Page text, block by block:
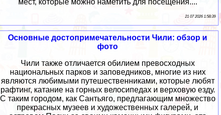
21 07 2026 1:58:39
Основные достопримечательности Чили: обзор и
фото
Чили также отличается обилием превосходных
национальных парков и заповедников, многие из них
являются любимыми путешественниками, которые любят
рафтинг, катание на горных велосипедах и верховую езду.
С таким городом, как Сантьяго, предлагающим множество
прекрасных музеев и художественных галерей, и